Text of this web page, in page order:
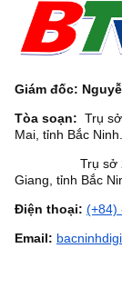
Giám đốc:
Tòa soạn: Trụ
Mai, tỉnh Bắc Ninh.
Trụ sở 2: số
Giang, tỉnh Bắc
Điện thoại: (+84)
Email: